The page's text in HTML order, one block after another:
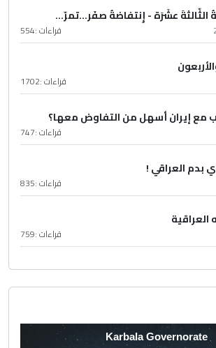
الثّالثةَ عشَرَة - إِنتفاضةُ صفَر…تمرّ...
قراءات :554
قراءات :1702
مع إيران أسهل من التفاوض معها؟
قراءات :747
بدم العراقي !
قراءات :835
قراءات :759
Karbala Governorate